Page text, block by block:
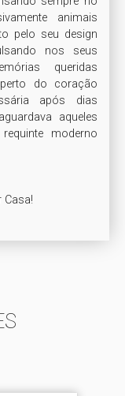
animais
pelo seu design
nos seus
queridas
do coração
após dias
aqueles
moderno
Casa!